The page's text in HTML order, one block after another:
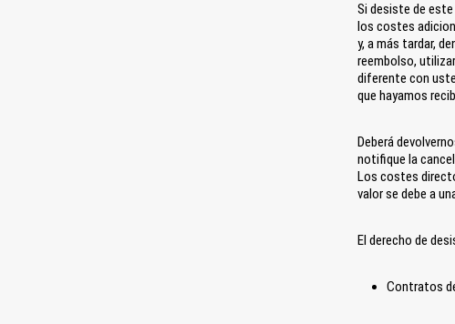
Si desiste de
los costes
y, a más tardar,
reembolso,
diferente con
que hayamos
Deberá
notifique la
Los costes
valor se debe a
El derecho de
Contratos